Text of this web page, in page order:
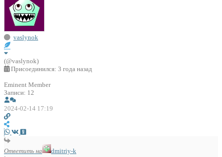
vaslynok
(@vaslynok)
Присоединился: 3 года назад
Eminent Member
Записи: 12
2024-02-14 17:19
Ответить на dmitriy-k